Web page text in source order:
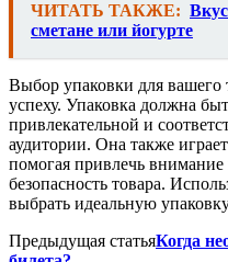
ЧИТАТЬ ТАКЖЕ:
сметане или йогурте
Выбор упаковки для
успеху. Упаковка должна
привлекательной и
аудитории. Она также
помогая привлечь внимание
безопасность товара.
выбрать идеальную
Предыдущая статьяКогда